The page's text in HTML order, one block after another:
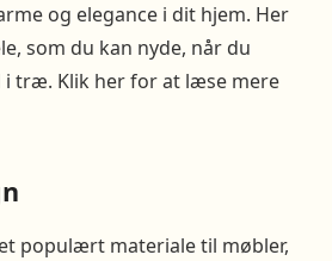
og elegance i dit hjem. Her
som du kan nyde, når du
træ. Klik her for at læse mere
populært materiale til møbler,